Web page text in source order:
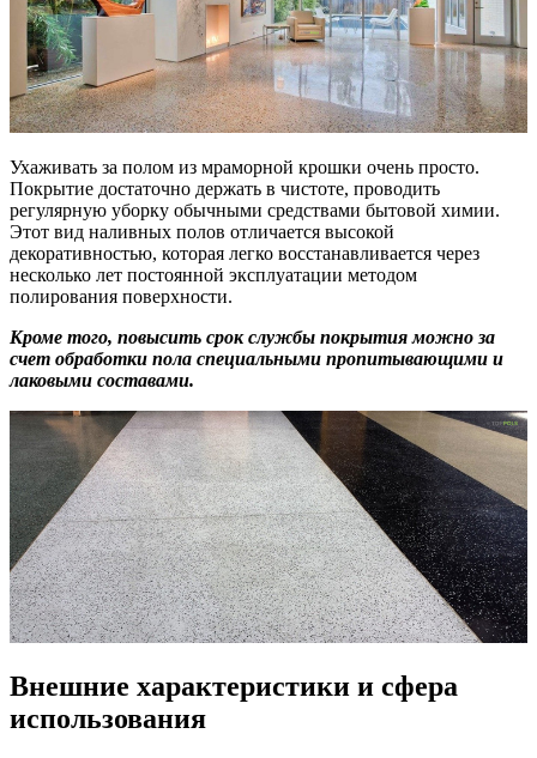
Ухаживать за полом из мраморной крошки очень просто.
Покрытие достаточно держать в чистоте, проводить
регулярную уборку обычными средствами бытовой химии.
Этот вид наливных полов отличается высокой
декоративностью, которая легко восстанавливается через
несколько лет постоянной эксплуатации методом
полирования поверхности.
Кроме того, повысить срок службы покрытия можно за
счет обработки пола специальными пропитывающими и
лаковыми составами.
Внешние характеристики и сфера
использования